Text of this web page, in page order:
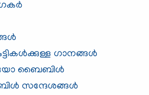
ഗാനങ്ങള്‍
ബൈബിള്‍
സന്ദേശങ്ങള്‍